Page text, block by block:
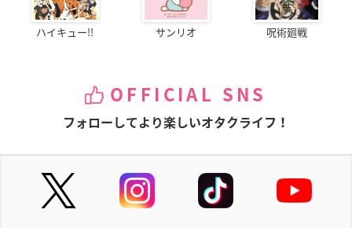
ハイキュー!! サンリオ 呪術廻戦
OFFICIAL SNS
フォローしてより楽しいオタクライフ！